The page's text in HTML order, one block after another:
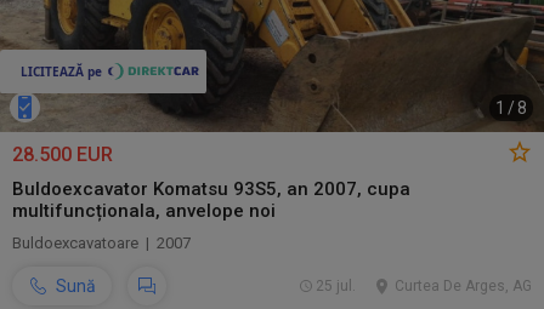
1 / 8
28.500 EUR
Buldoexcavator Komatsu 93S5, an 2007, cupa
multifuncționala, anvelope noi
Buldoexcavatoare | 2007
Sună Curtea De Arges, AG
25 jul.